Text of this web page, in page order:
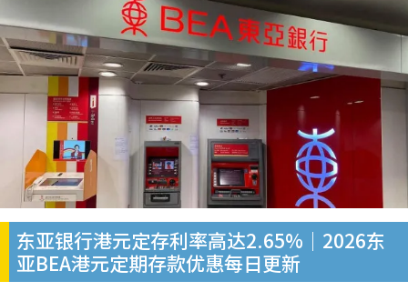
东亚银行港元定存利率高达2.65%｜2026东
亚BEA港元定期存款优惠每日更新